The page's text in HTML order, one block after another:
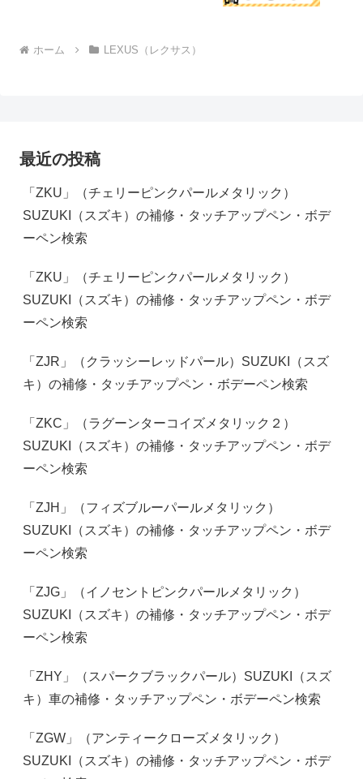
ホーム LEXUS（レクサス）
最近の投稿
「ZKU」（チェリーピンクパールメタリック）
SUZUKI（スズキ）の補修・タッチアップペン・ボデ
ーペン検索
「ZKU」（チェリーピンクパールメタリック）
SUZUKI（スズキ）の補修・タッチアップペン・ボデ
ーペン検索
「ZJR」（クラッシーレッドパール）SUZUKI（スズ
キ）の補修・タッチアップペン・ボデーペン検索
「ZKC」（ラグーンターコイズメタリック２）
SUZUKI（スズキ）の補修・タッチアップペン・ボデ
ーペン検索
「ZJH」（フィズブルーパールメタリック）
SUZUKI（スズキ）の補修・タッチアップペン・ボデ
ーペン検索
「ZJG」（イノセントピンクパールメタリック）
SUZUKI（スズキ）の補修・タッチアップペン・ボデ
ーペン検索
「ZHY」（スパークブラックパール）SUZUKI（スズ
キ）車の補修・タッチアップペン・ボデーペン検索
「ZGW」（アンティークローズメタリック）
SUZUKI（スズキ）の補修・タッチアップペン・ボデ